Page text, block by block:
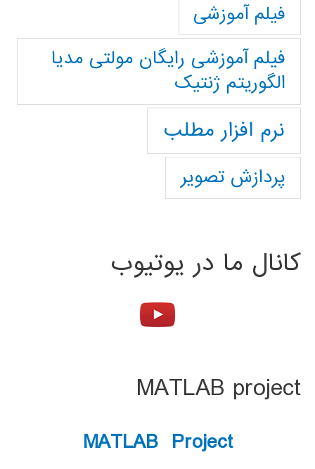
فیلم آموزشی
فیلم آموزشی رایگان مولتی مدیا
الگوریتم ژنتیک
نرم افزار مطلب
پردازش تصویر
کانال ما در یوتیوب
MATLAB project
MATLAB Project